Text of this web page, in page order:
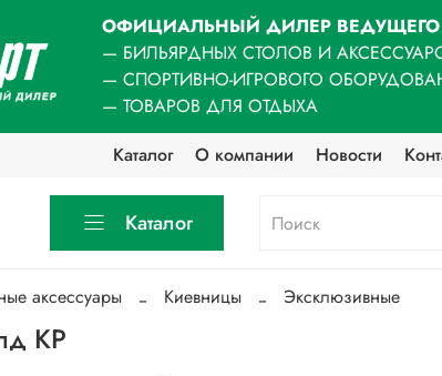
ОФИЦИАЛЬНЫЙ ДИЛЕР ВЕДУЩЕГО
— БИЛЬЯРДНЫХ СТОЛОВ И
— СПОРТИВНО-ИГРОВОГО
— ТОВАРОВ ДЛЯ ОТДЫХА
Каталог
О компании Новости
Каталог
аксессуары Киевницы Эксклюзивные
КР